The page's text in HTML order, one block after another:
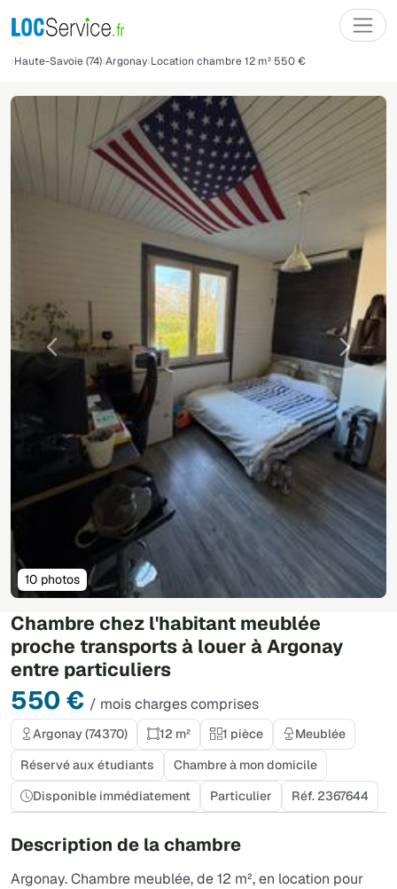
Haute-Savoie (74) Argonay Location chambre 12 m² 550 €
Chambre chez l'habitant meublée
proche transports à louer à Argonay
entre particuliers
550 € / mois charges comprises
Précédente
10 photos
Argonay (74370) 12 m² 1 pièce
Meublée
Réservé aux étudiants
Chambre à mon domicile
Disponible immédiatement
Particulier Réf. 2367644
Description de la chambre
Argonay. Chambre meublée, de 12 m², en location pour